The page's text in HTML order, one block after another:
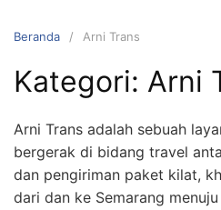
Beranda Arni Trans
Kategori: Arni
Arni Trans adalah sebuah
bergerak di bidang travel
dan pengiriman paket kilat,
dari dan ke Semarang